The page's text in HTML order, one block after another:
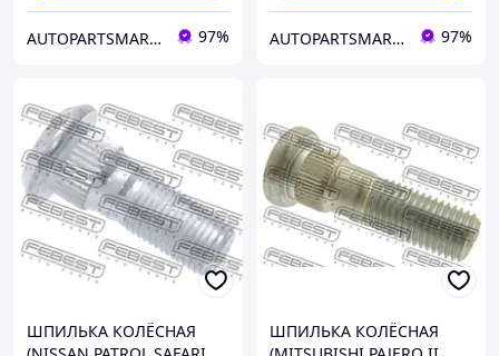
AUTOPARTSMARKET 97% AUTOPARTSMARKET 97%
ШПИЛЬКА КОЛЁСНАЯ
ШПИЛЬКА КОЛЁСНАЯ